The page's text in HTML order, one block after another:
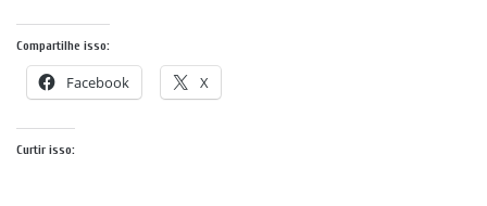
Compartilhe isso:
Facebook X
Curtir isso: